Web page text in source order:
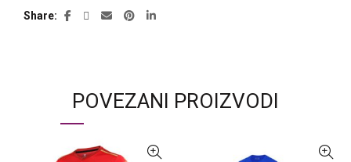
Share
POVEZANI PROIZVODI